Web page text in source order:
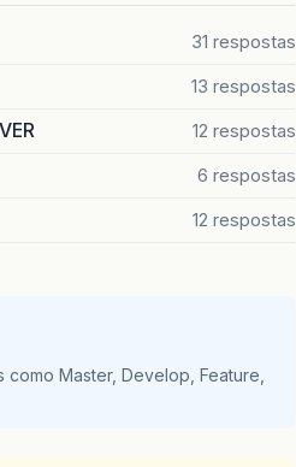
31 respostas
13 respostas
12 respostas
6 respostas
12 respostas
Master, Develop, Feature,